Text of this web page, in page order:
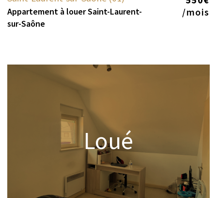
Appartement à louer Saint-Laurent-
sur-Saône
/mois
Loué